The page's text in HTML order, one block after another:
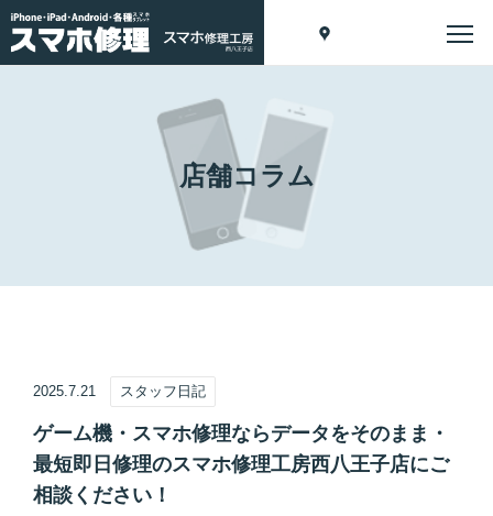
店舗コラム
2025.7.21 スタッフ日記
ゲーム機・スマホ修理ならデータをそのまま・
最短即日修理のスマホ修理工房西八王子店にご
相談ください！